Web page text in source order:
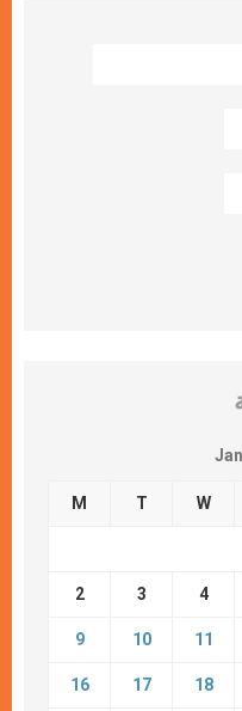
M T W
2 3 4
9 10 11
16 17 18